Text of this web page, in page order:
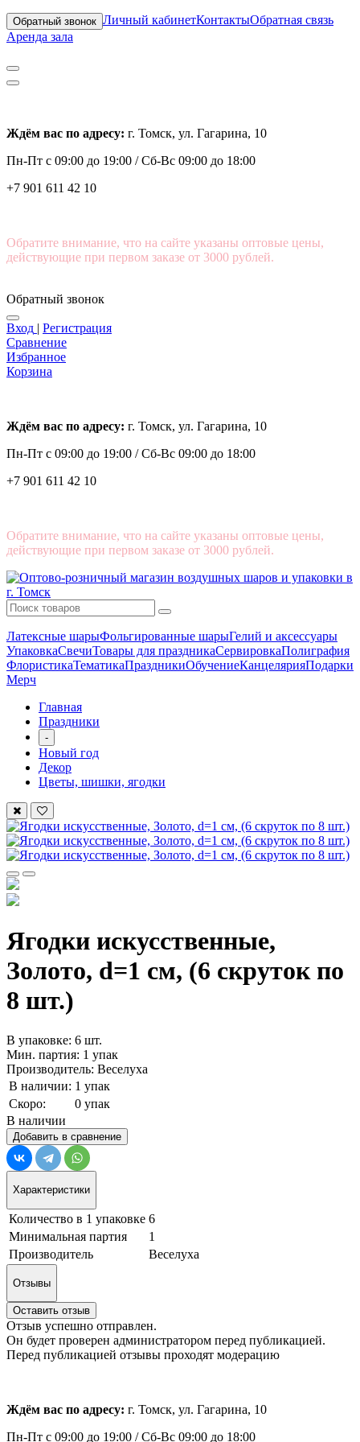
Обратный звонок Личный кабинетКонтактыОбратная связь
Аренда зала
Ждём вас по адресу: г. Томск, ул. Гагарина, 10
Пн-Пт с 09:00 до 19:00 /Сб-Вс 09:00 до 18:00
+7 901 611 42 10
Обратите внимание, что на сайте указаны оптовые цены,
действующие при первом заказе от 3000 рублей.
Обратный звонок
Вход | Регистрация
Сравнение
Избранное
Корзина
Ждём вас по адресу: г. Томск, ул. Гагарина, 10
Пн-Пт с 09:00 до 19:00 /Сб-Вс 09:00 до 18:00
+7 901 611 42 10
Обратите внимание, что на сайте указаны оптовые цены,
действующие при первом заказе от 3000 рублей.
Латексные шарыФольгированные шарыГелий и аксессуары
УпаковкаСвечиТовары для праздникаСервировкаПолиграфия
ФлористикаТематикаПраздникиОбучениеКанцелярияПодарки
Мерч
Главная
Праздники
-
Новый год
Декор
Цветы, шишки, ягодки
Ягодки искусственные,
Золото, d=1 см, (6 скруток по
8 шт.)
В упаковке: 6 шт.
Мин. партия: 1 упак
Производитель: Веселуха
В наличии: 1 упак
Скоро:
0 упак
В наличии
Добавить в сравнение
Характеристики
Количество в 1 упаковке 6
Минимальная партия
1
Производитель
Веселуха
Отзывы
Оставить отзыв
Отзыв успешно отправлен.
Он будет проверен администратором перед публикацией.
Перед публикацией отзывы проходят модерацию
Ждём вас по адресу: г. Томск, ул. Гагарина, 10
Пн-Пт с 09:00 до 19:00 /Сб-Вс 09:00 до 18:00